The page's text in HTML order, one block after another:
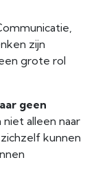
zijn
grote rol
geen
alleen naar
kunnen